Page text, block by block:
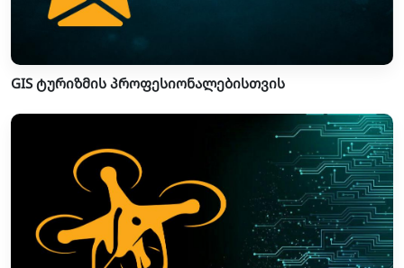
GIS ტურიზმის პროფესიონალებისთვის